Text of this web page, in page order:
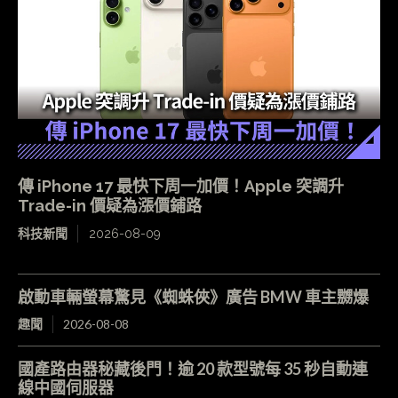
傳 iPhone 17 最快下周一加價！Apple 突調升
Trade-in 價疑為漲價鋪路
科技新聞 2026-08-09
啟動車輛螢幕驚見《蜘蛛俠》廣告 BMW 車主嬲爆
趣聞 2026-08-08
國產路由器秘藏後門！逾 20 款型號每 35 秒自動連
線中國伺服器